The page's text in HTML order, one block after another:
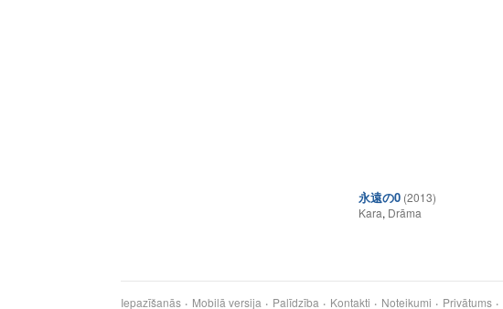
永遠の0 (2013)
Kara, Drāma
Iepazīšanās Mobilā versija Palīdzība Kontakti Noteikumi Privātums